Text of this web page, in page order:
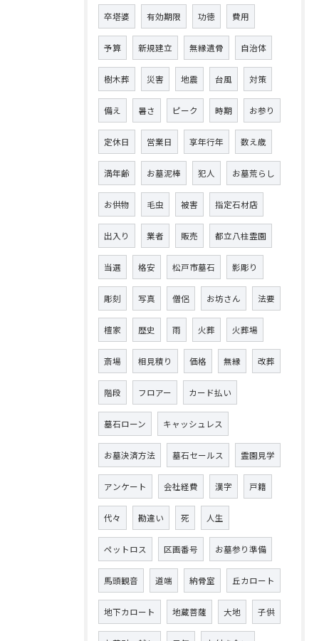
卒塔婆 有効期限 功徳 費用
予算 新規建立 無縁遺骨 自治体
樹木葬 災害 地震 台風 対策
備え 暑さ ピーク 時期 お参り
定休日 営業日 享年行年 数え歳
満年齢 お墓泥棒 犯人 お墓荒らし
お供物 毛虫 被害 指定石材店
出入り 業者 販売 都立八柱霊園
当選 格安 松戸市墓石 影彫り
彫刻 写真 僧侶 お坊さん 法要
檀家 歴史 雨 火葬 火葬場
斎場 相見積り 価格 無縁 改葬
階段 フロアー カード払い
墓石ローン キャッシュレス
お墓決済方法 墓石セールス 霊園見学
アンケート 会社経費 漢字 戸籍
代々 勘違い 死 人生
ペットロス 区画番号 お墓参り準備
馬頭観音 道端 納骨室 丘カロート
地下カロート 地蔵菩薩 大地 子供